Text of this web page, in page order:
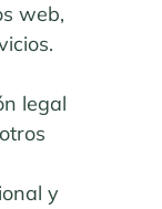
web,
legal
y